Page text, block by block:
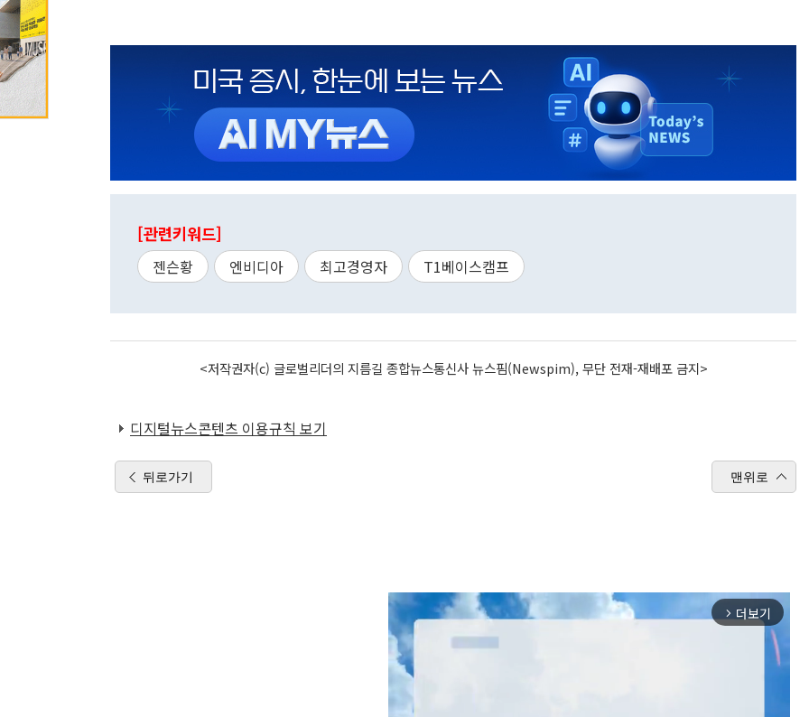
[관련키워드]
젠슨황 엔비디아 최고경영자 T1베이스캠프
<저작권자(c) 글로벌리더의 지름길 종합뉴스통신사 뉴스핌(Newspim), 무단 전재-재배포 금지>
디지털뉴스콘텐츠 이용규칙 보기
뒤로가기 맨위로
arrow_forward_ios 더보기